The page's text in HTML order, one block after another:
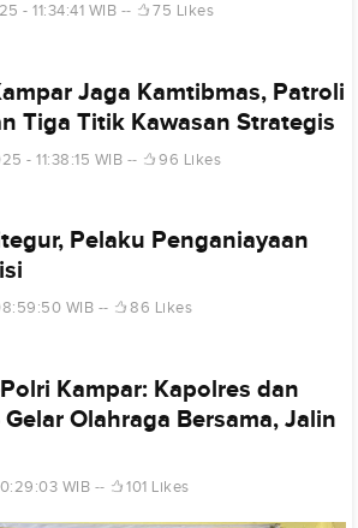
- 11:34:41 WIB 75 Likes
Jaga Kamtibmas, Patroli
Tiga Titik Kawasan Strategis
- 11:38:15 WIB 96 Likes
Pelaku Penganiayaan
WIB 86 Likes
Kampar: Kapolres dan
Olahraga Bersama, Jalin
WIB 101 Likes